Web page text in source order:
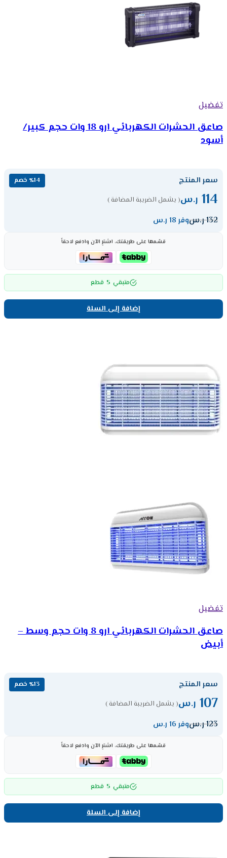
تفضيل
صاعق الحشرات الكهربائي ارو 18 وات حجم كبير/
أسود
سعر المنتج ٪14 خصم
114 ر.س( يشمل الضريبة المضافة )
132ر.سوفر 18 ر.س
قسّمها على طريقتك، اشترِ الآن وادفع لاحقاً
متبقي 5 قطع
إضافة إلى السلة
تفضيل
صاعق الحشرات الكهربائي ارو 8 وات حجم وسط –
أبيض
سعر المنتج ٪13 خصم
107 ر.س( يشمل الضريبة المضافة )
123ر.سوفر 16 ر.س
قسّمها على طريقتك، اشترِ الآن وادفع لاحقاً
متبقي 5 قطع
إضافة إلى السلة